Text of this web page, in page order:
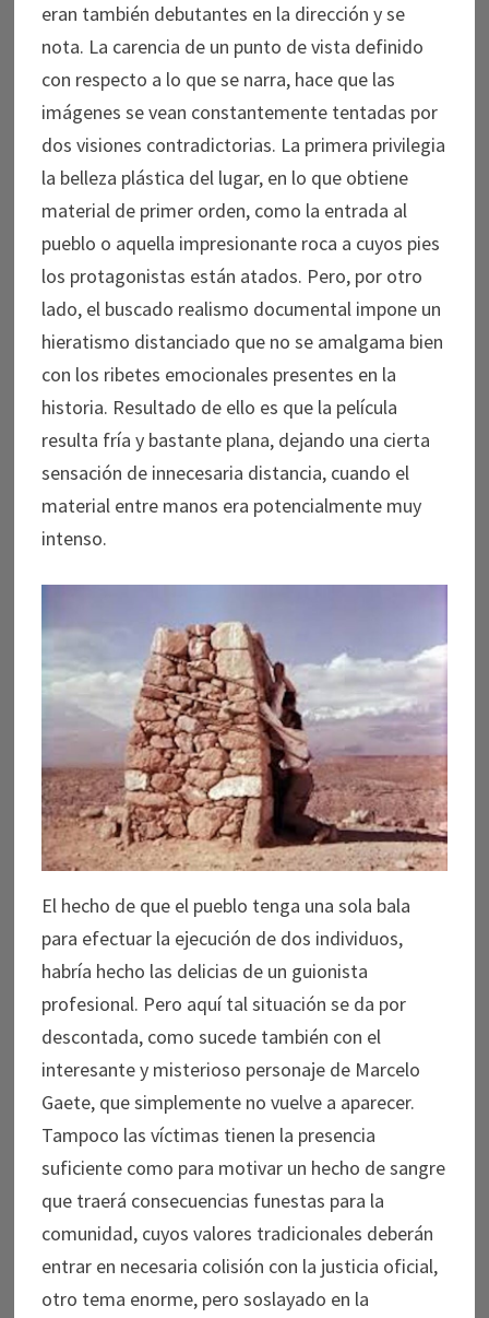
eran también debutantes en la dirección y se
nota. La carencia de un punto de vista definido
con respecto a lo que se narra, hace que las
imágenes se vean constantemente tentadas por
dos visiones contradictorias. La primera privilegia
la belleza plástica del lugar, en lo que obtiene
material de primer orden, como la entrada al
pueblo o aquella impresionante roca a cuyos pies
los protagonistas están atados. Pero, por otro
lado, el buscado realismo documental impone un
hieratismo distanciado que no se amalgama bien
con los ribetes emocionales presentes en la
historia. Resultado de ello es que la película
resulta fría y bastante plana, dejando una cierta
sensación de innecesaria distancia, cuando el
material entre manos era potencialmente muy
intenso.
El hecho de que el pueblo tenga una sola bala
para efectuar la ejecución de dos individuos,
habría hecho las delicias de un guionista
profesional. Pero aquí tal situación se da por
descontada, como sucede también con el
interesante y misterioso personaje de Marcelo
Gaete, que simplemente no vuelve a aparecer.
Tampoco las víctimas tienen la presencia
suficiente como para motivar un hecho de sangre
que traerá consecuencias funestas para la
comunidad, cuyos valores tradicionales deberán
entrar en necesaria colisión con la justicia oficial,
otro tema enorme, pero soslayado en la